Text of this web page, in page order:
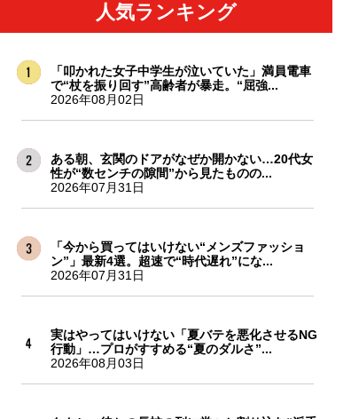
人気ランキング
「叩かれた女子中学生が泣いていた」満員電車
で“杖を振り回す”高齢者が暴走。“屈強...
2026年08月02日
ある朝、玄関のドアがなぜか開かない…20代女
性が“数センチの隙間”から見たものの...
2026年07月31日
「今から買ってはいけない“メンズファッショ
ン”」最新4選。超速で“時代遅れ”にな...
2026年07月31日
実はやってはいけない「夏バテを悪化させるNG
行動」…プロがすすめる“夏のダルさ”...
2026年08月03日